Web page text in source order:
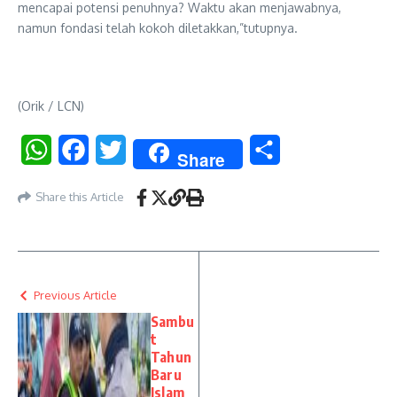
mencapai potensi penuhnya? Waktu akan menjawabnya,
namun fondasi telah kokoh diletakkan,”tutupnya.
(Orik / LCN)
WhatsAppFacebookTwitter Share
Share this Article
Previous Article
Sambu
t
Tahun
Baru
Islam